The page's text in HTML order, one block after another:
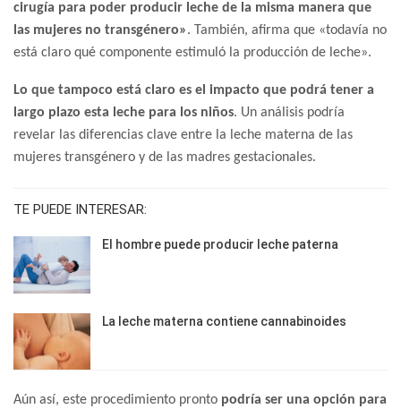
cirugía para poder producir leche de la misma manera que
las mujeres no transgénero». También, afirma que «todavía no
está claro qué componente estimuló la producción de leche».
Lo que tampoco está claro es el impacto que podrá tener a
largo plazo esta leche para los niños. Un análisis podría
revelar las diferencias clave entre la leche materna de las
mujeres transgénero y de las madres gestacionales.
TE PUEDE INTERESAR:
El hombre puede producir leche paterna
La leche materna contiene cannabinoides
Aún así, este procedimiento pronto podría ser una opción para